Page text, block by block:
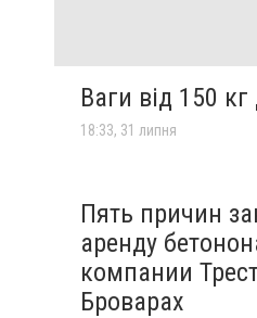
Ваги від 150
18:33, 31 липня
Пять причин
аренду
компании
Броварах